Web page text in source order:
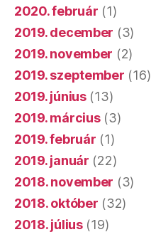
2020. február (1)
2019. december (3)
2019. november (2)
2019. szeptember (16)
2019. június(13)
2019. március(3)
2019. február (1)
2019. január (22)
2018. november (3)
2018. október (32)
2018. július(19)